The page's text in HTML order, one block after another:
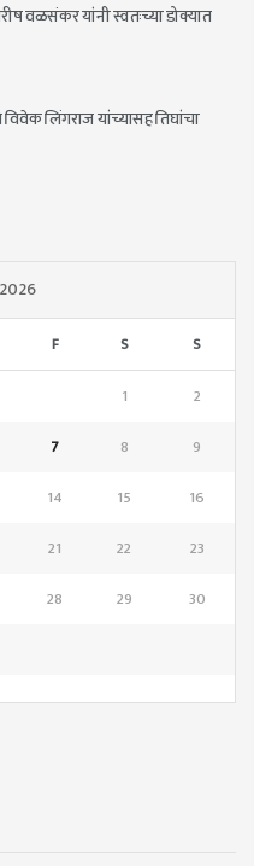
वळसंकर यांनी स्वतःच्या डोक्यात
लिंगराज यांच्यासह तिघांचा
F S S
1
2
7 8
9
14 15
16
21 22
23
28 29
30